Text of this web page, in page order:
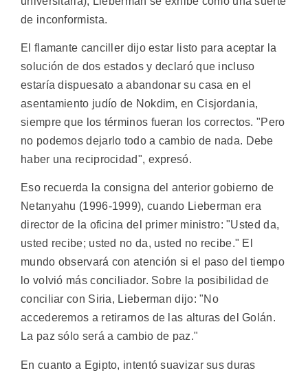
de inconformista.
El flamante canciller dijo estar listo para aceptar la
solución de dos estados y declaró que incluso
estaría dispuesato a abandonar su casa en el
asentamiento judío de Nokdim, en Cisjordania,
siempre que los términos fueran los correctos. "Pero
no podemos dejarlo todo a cambio de nada. Debe
haber una reciprocidad", expresó.
Eso recuerda la consigna del anterior gobierno de
Netanyahu (1996-1999), cuando Lieberman era
director de la oficina del primer ministro: "Usted da,
usted recibe; usted no da, usted no recibe." El
mundo observará con atención si el paso del tiempo
lo volvió más conciliador. Sobre la posibilidad de
conciliar con Siria, Lieberman dijo: "No
accederemos a retirarnos de las alturas del Golán.
La paz sólo será a cambio de paz."
En cuanto a Egipto, intentó suavizar sus duras